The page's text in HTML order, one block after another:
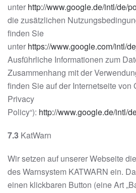
unter http://www.google.de/intl/de/
die zusätzlichen
finden Sie
unter https://www.google.com/intl/
Ausführliche Informationen zum
Zusammenhang mit der
finden Sie auf der Internetseite von
Privacy
Policy“): http://www.google.de/intl/
7.3 KatWarn
Wir setzen auf unserer Webseite
des Warnsystem KATWARN ein.
einen klickbaren Button (eine Art